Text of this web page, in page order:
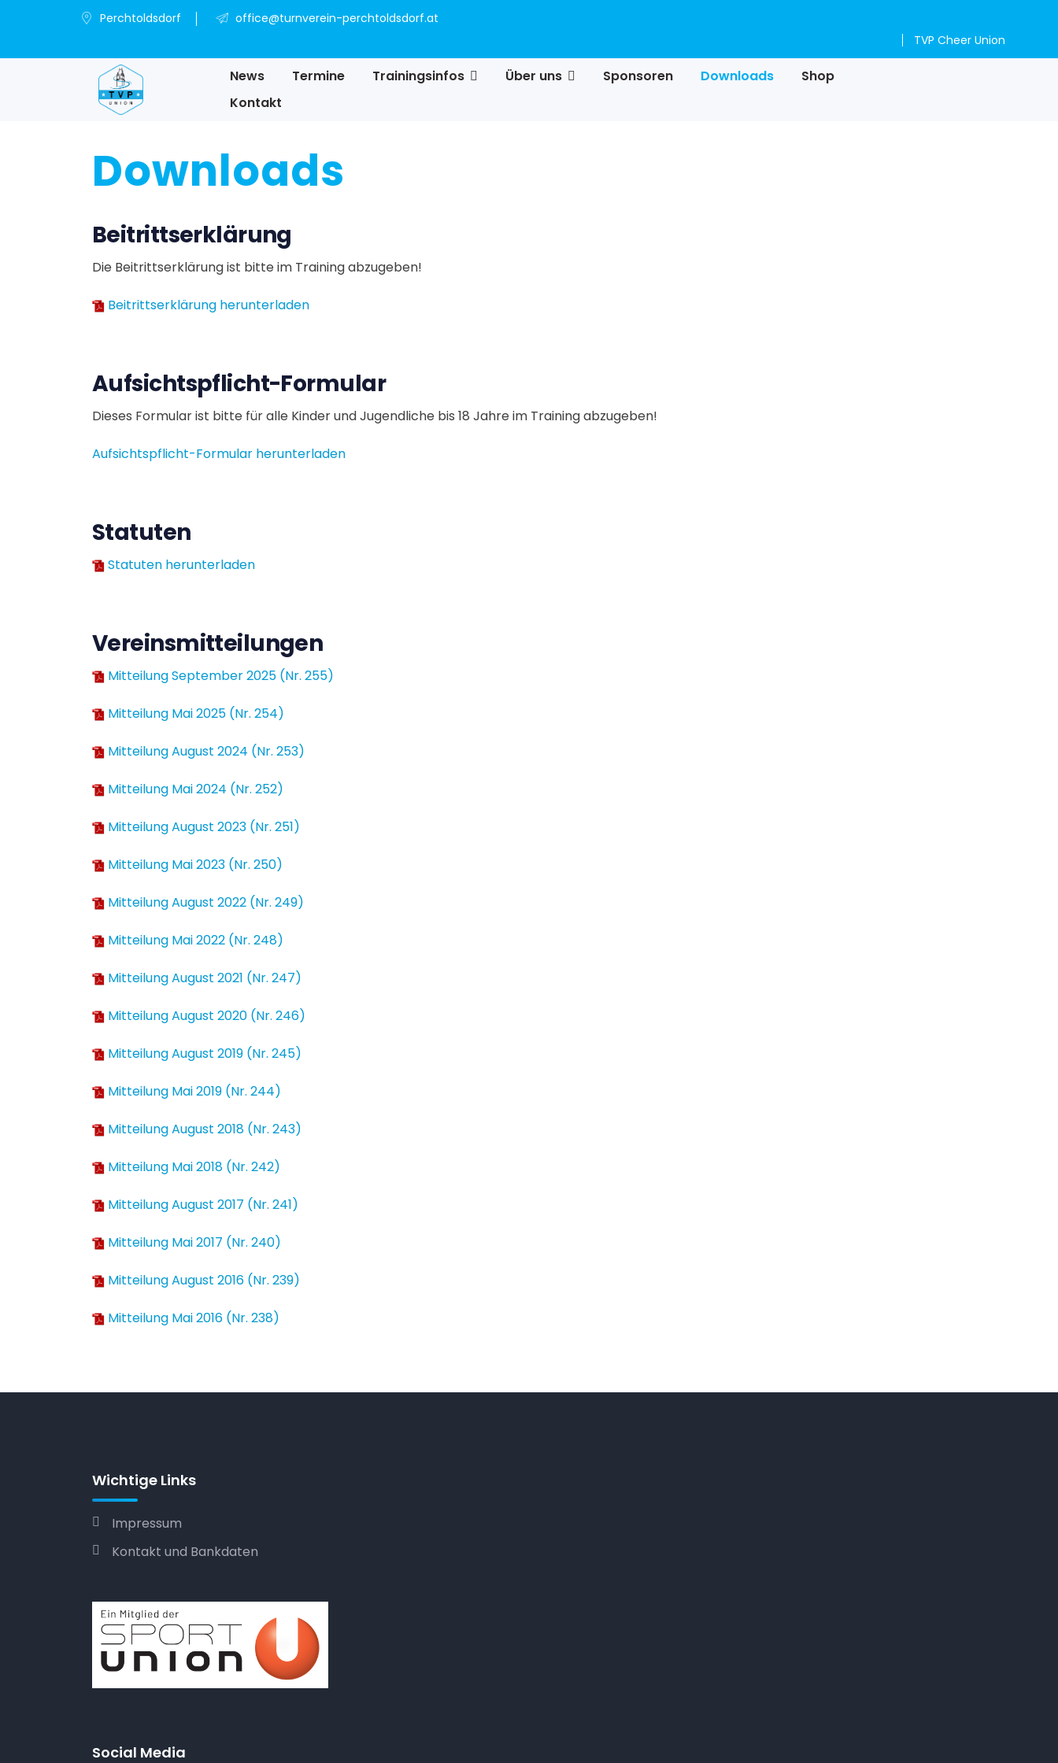
Perchtoldsdorf
office@turnverein-perchtoldsdorf.at
TVP Cheer Union
News Termine Trainingsinfos Über uns Sponsoren Downloads
Shop
Kontakt
Downloads
Beitrittserklärung
Die Beitrittserklärung ist bitte im Training abzugeben!
Beitrittserklärung herunterladen
Aufsichtspflicht-Formular
Dieses Formular ist bitte für alle Kinder und Jugendliche bis 18 Jahre im Training abzugeben!
Aufsichtspflicht-Formular herunterladen
Statuten
Statuten herunterladen
Vereinsmitteilungen
Mitteilung September 2025 (Nr. 255)
Mitteilung Mai 2025 (Nr. 254)
Mitteilung August 2024 (Nr. 253)
Mitteilung Mai 2024 (Nr. 252)
Mitteilung August 2023 (Nr. 251)
Mitteilung Mai 2023 (Nr. 250)
Mitteilung August 2022 (Nr. 249)
Mitteilung Mai 2022 (Nr. 248)
Mitteilung August 2021 (Nr. 247)
Mitteilung August 2020 (Nr. 246)
Mitteilung August 2019 (Nr. 245)
Mitteilung Mai 2019 (Nr. 244)
Mitteilung August 2018 (Nr. 243)
Mitteilung Mai 2018 (Nr. 242)
Mitteilung August 2017 (Nr. 241)
Mitteilung Mai 2017 (Nr. 240)
Mitteilung August 2016 (Nr. 239)
Mitteilung Mai 2016 (Nr. 238)
Wichtige Links
Impressum
Kontakt und Bankdaten
Social Media